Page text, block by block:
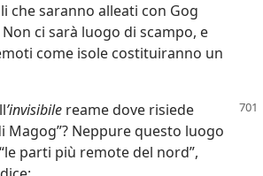
che saranno alleati con Gog
ci sarà luogo di scampo, e
come isole costituiranno un
’invisibile reame dove risiede
Magog”? Neppure questo luogo
parti più remote del nord”,